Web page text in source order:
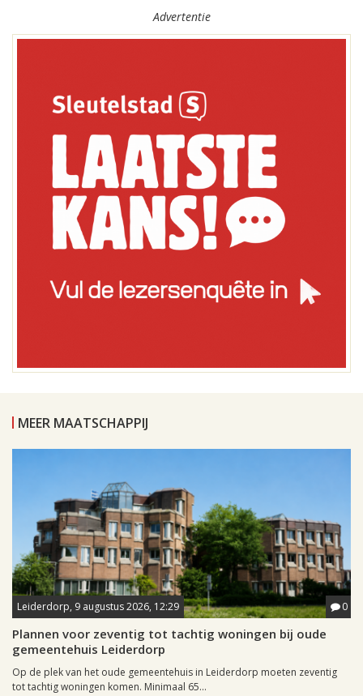
Advertentie
MEER MAATSCHAPPIJ
Leiderdorp, 9 augustus 2026, 12:29 0
Plannen voor zeventig tot tachtig woningen bij oude
gemeentehuis Leiderdorp
Op de plek van het oude gemeentehuis in Leiderdorp moeten zeventig
tot tachtig woningen komen. Minimaal 65...